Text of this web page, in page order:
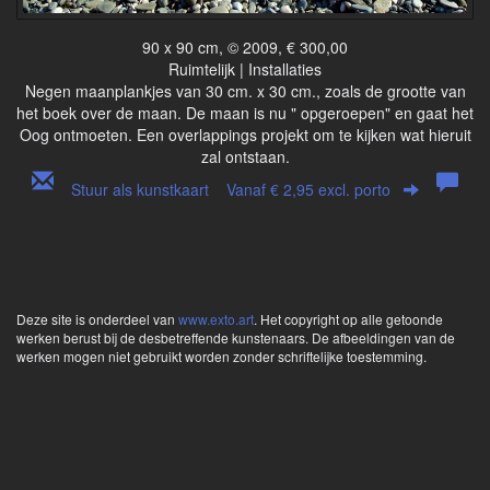
90 x 90 cm, © 2009, € 300,00
Ruimtelijk | Installaties
Negen maanplankjes van 30 cm. x 30 cm., zoals de grootte van
het boek over de maan. De maan is nu " opgeroepen" en gaat het
Oog ontmoeten. Een overlappings projekt om te kijken wat hieruit
zal ontstaan.
Stuur als kunstkaart Vanaf € 2,95 excl. porto
Deze site is onderdeel van www.exto.art. Het copyright op alle getoonde
werken berust bij de desbetreffende kunstenaars. De afbeeldingen van de
werken mogen niet gebruikt worden zonder schriftelijke toestemming.